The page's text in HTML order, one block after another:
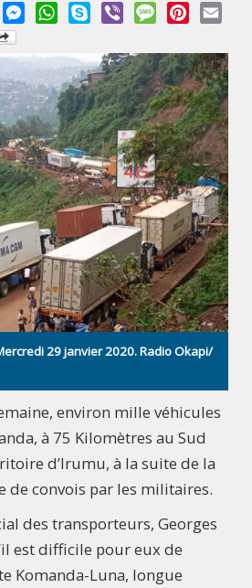
WordPressMessengerWhatsApp
Skype Viber MessagePinterest
29 janvier 2020. Radio Okapi/
environ mille véhicules
à 75 Kilomètres au Sud
d’Irumu, à la suite de la
de convois par les militaires.
des transporteurs, Georges
est difficile pour eux de
Komanda-Luna, longue